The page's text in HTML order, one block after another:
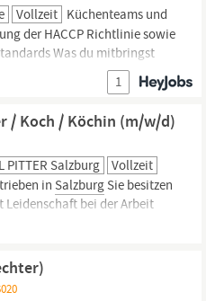
Vollzeit Küchenteams und
der HACCP Richtlinie sowie
Was du mitbringst
oder eine vergleichbare
oder Ferienhotellerie
gepflegte
1
/ Koch / Köchin (m/w/d)
PITTER Salzburg
Vollzeit
in Salzburg Sie besitzen
bei der Arbeit
wie uns? Dann werden
Gerichte zu und sorgen